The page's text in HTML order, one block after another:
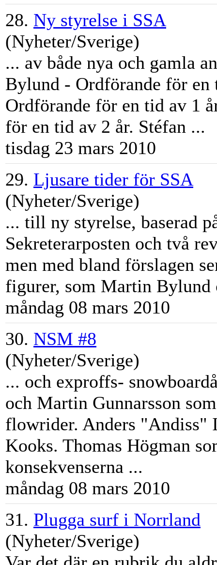
28. Ny styrelse i SSA
(Nyheter/Sverige)
... av både nya och gamla
Bylund - Ordförande för
Ordförande för en tid av 1
för en tid av 2 år. Stéfan ...
tisdag 23 mars 2010
29. Ljusare tider för SSA
(Nyheter/Sverige)
... till ny styrelse, baserad
Sekreterarposten och två
men med bland förslagen
figurer, som Martin Bylund
måndag 08 mars 2010
30. NSM #8
(Nyheter/Sverige)
... och exproffs-
och Martin Gunnarsson
flowrider. Anders "Andiss"
Kooks. Thomas Högman
konsekvenserna ...
måndag 08 mars 2010
31. Plugga surf i Norrland
(Nyheter/Sverige)